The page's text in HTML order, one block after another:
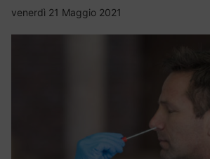
venerdì 21 Maggio 2021